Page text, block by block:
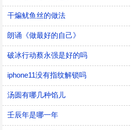
干煸鱿鱼丝的做法
朗诵《做最好的自己》
破冰行动蔡永强是好的吗
iphone11没有指纹解锁吗
汤圆有哪几种馅儿
壬辰年是哪一年